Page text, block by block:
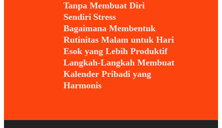
Tanpa Membuat Diri
Sendiri Stress
Bagaimana Membentuk
Rutinitas Malam untuk Hari
Esok yang Lebih Produktif
Langkah-Langkah Membuat
Kalender Pribadi yang
Harmonis